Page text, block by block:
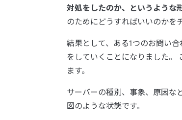
対処をしたのか、というような
のためにどうすればいいのかを
結果として、ある1つのお問い
をしていくことになりました。
ます。
サーバーの種別、事象、原因な
図のような状態です。